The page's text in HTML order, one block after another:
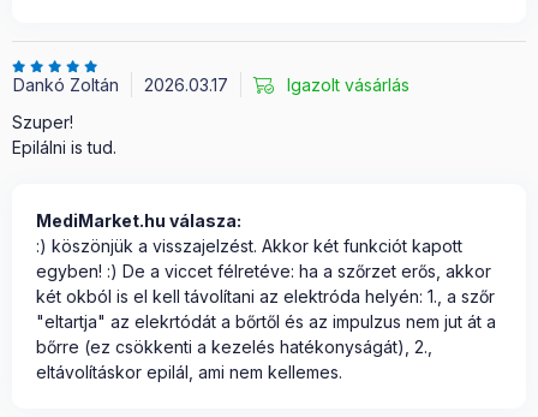
Dankó Zoltán 2026.03.17
Igazolt vásárlás
Szuper!
Epilálni is tud.
MediMarket.hu válasza:
:) köszönjük a visszajelzést. Akkor két funkciót kapott
egyben! :) De a viccet félretéve: ha a szőrzet erős, akkor
két okból is el kell távolítani az elektróda helyén: 1., a szőr
"eltartja" az elekrtódát a bőrtől és az impulzus nem jut át a
bőrre (ez csökkenti a kezelés hatékonyságát), 2.,
eltávolításkor epilál, ami nem kellemes.